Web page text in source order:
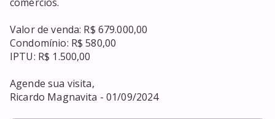
Valor de venda: R$ 679.000,00
Condomínio: R$ 580,00
IPTU: R$ 1.500,00
Agende sua visita,
Ricardo Magnavita - 01/09/2024